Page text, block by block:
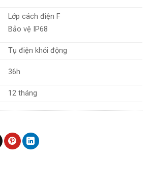
Lớp cách điện F
Bảo vệ IP68
Tụ điện khỏi động
36h
12 tháng